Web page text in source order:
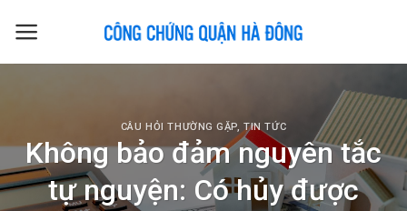
CÂU HỎI THƯỜNG GẶP,TIN TỨC
Không bảo đảm nguyên tắc
tự nguyện: Có hủy được